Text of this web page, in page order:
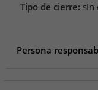
Tipo de cierre: sin
Persona